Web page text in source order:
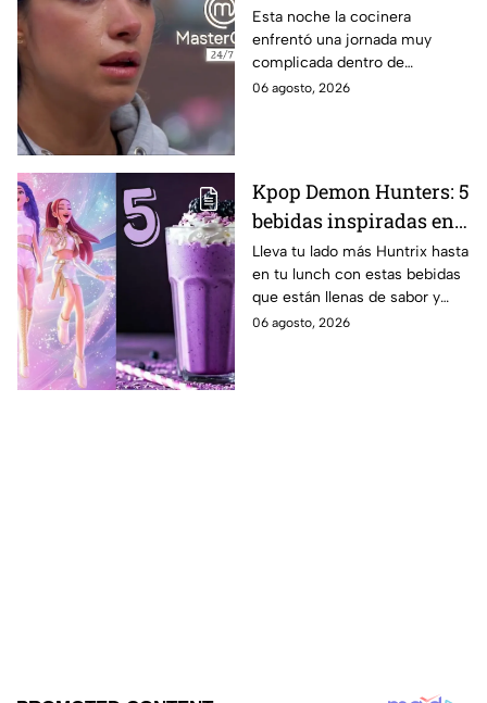
regaño que hizo llorar a
Michelle dentro de
MasterChef 24/7
Esta noche la cocinera
enfrentó una jornada muy
complicada dentro de
MasterChef 24/7.
06 agosto, 2026
Kpop Demon Hunters: 5
bebidas inspiradas en
las guerreras Huntrix
para llevar a la escuela
este regreso a clases
2026; son saludables y
Lleva tu lado más Huntrix hasta
en tu lunch con estas bebidas
que están llenas de sabor y
frescura.
06 agosto, 2026